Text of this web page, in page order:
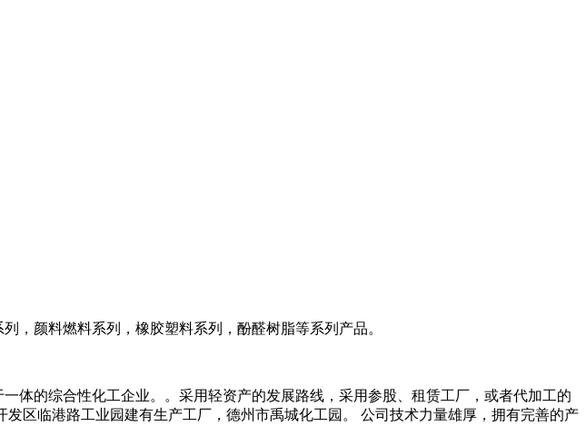
，颜料燃料系列，橡胶塑料系列，酚醛树脂等系列产品。
体的综合性化工企业。。采用轻资产的发展路线，采用参股、租赁工厂，或者代加工的
区临港路工业园建有生产工厂，德州市禹城化工园。 公司技术力量雄厚，拥有完善的产